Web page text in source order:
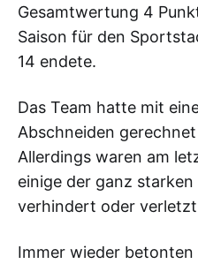
Gesamtwertung 4
Saison für den
14 endete.
Das Team hatte mit
Abschneiden
Allerdings waren am
einige der ganz starken
verhindert oder
Immer wieder